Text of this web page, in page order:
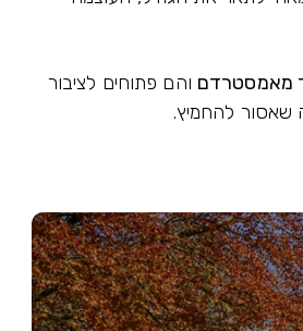
והם פתוחים לציבור
שאסור להחמיץ.